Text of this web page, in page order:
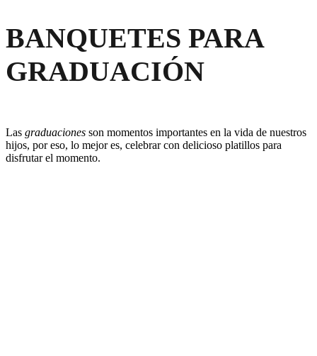
BANQUETES PARA
GRADUACIÓN
Las graduaciones son momentos importantes en la vida de nuestros
hijos, por eso, lo mejor es, celebrar con delicioso platillos para
disfrutar el momento.